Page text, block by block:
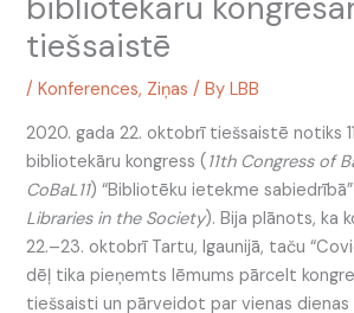
tiešsaistē
/Konferences, Ziņas / ByLBB
2020. gada 22. oktobrī tiešsaistē notiks
bibliotekāru kongress ( 11th Congress of
CoBaL11) “Bibliotēku ietekme
Libraries in the Society). Bija plānots, ka
22.–23. oktobrī Tartu, Igaunijā, taču
dēļ tika pieņemts lēmums pārcelt
tiešsaisti un pārveidot par vienas dienas